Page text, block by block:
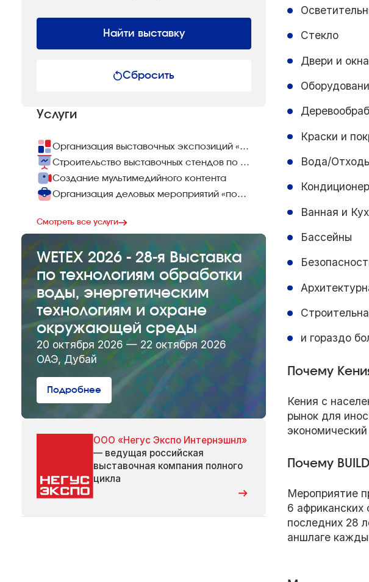
Найти выставку
Сбросить
Услуги
Организация выставочных экспозиций «под ключ»
Строительство выставочных стендов по всему миру
Создание мультимедийного контента
Организация деловых мероприятий «под ключ»
Смотреть все услуги
WETEX 2026 - 28-я Выставка
по технологиям обработки
воды, энергетическим
технологиям и охране
окружающей среды
20 октября 2026 — 22 октября 2026
ОАЭ, Дубай
Подробнее
ООО «Негус Экспо Интернэшнл»
— ведущая российская
выставочная компания полного
цикла
Стекло
Двери и окна
Краски и
Вода/
Ванная и
Бассейны
и гораздо
Почему
Кения с
рынок для
Почему
Мероприятие
6 африканских
последних 28
аншлаге